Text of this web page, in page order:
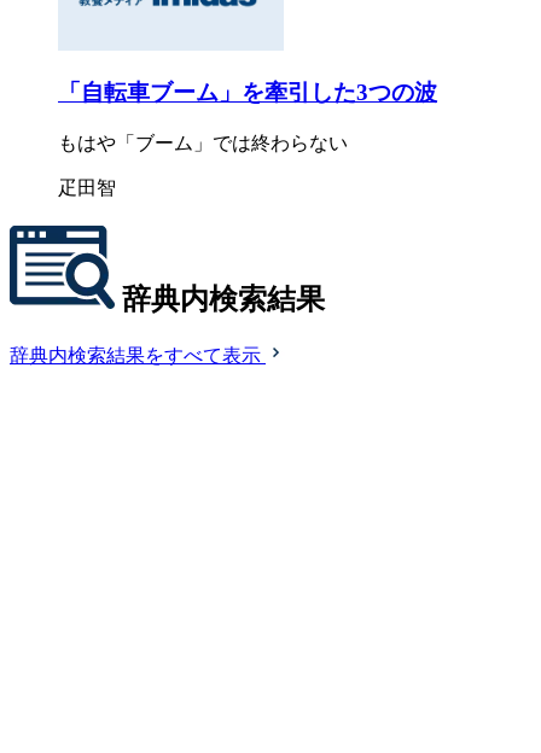
「自転車ブーム」を牽引した3つの波
もはや「ブーム」では終わらない
疋田智
辞典内検索結果
辞典内検索結果をすべて表示